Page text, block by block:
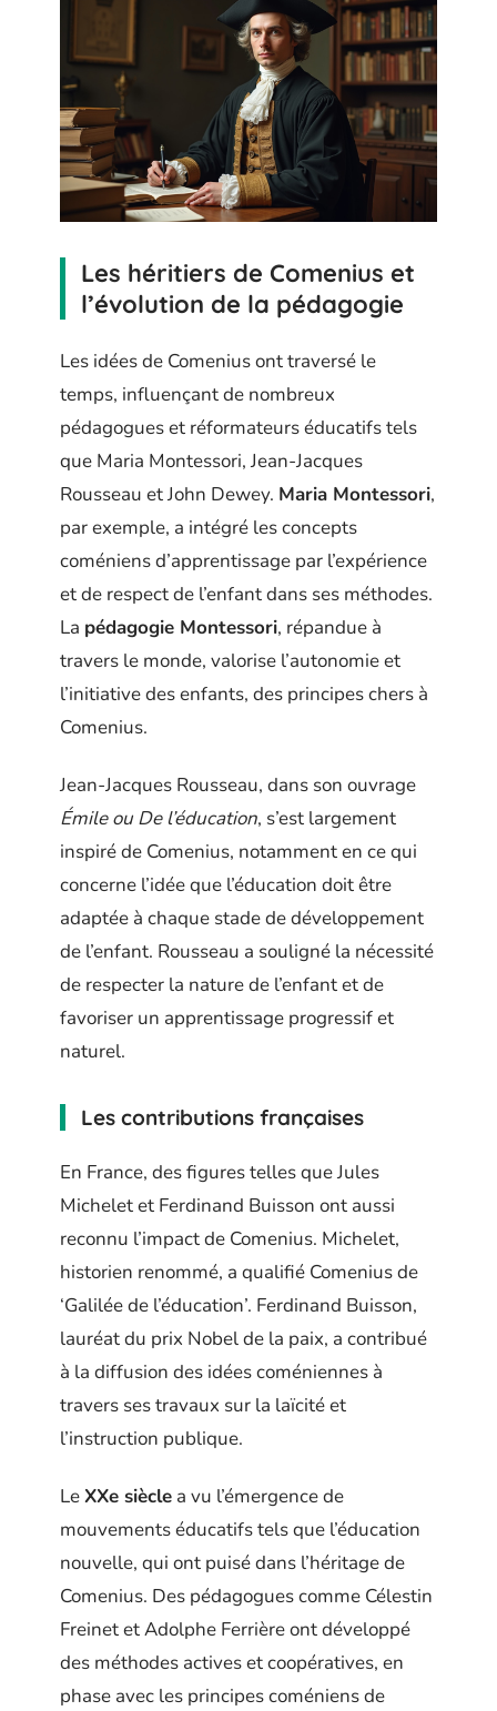
Les héritiers de Comenius et
l’évolution de la pédagogie
Les idées de Comenius ont traversé le
temps, influençant de nombreux
pédagogues et réformateurs éducatifs tels
que Maria Montessori, Jean-Jacques
Rousseau et John Dewey. Maria Montessori,
par exemple, a intégré les concepts
coméniens d’apprentissage par l’expérience
et de respect de l’enfant dans ses méthodes.
La pédagogie Montessori, répandue à
travers le monde, valorise l’autonomie et
l’initiative des enfants, des principes chers à
Comenius.
Jean-Jacques Rousseau, dans son ouvrage
Émile ou De l’éducation, s’est largement
inspiré de Comenius, notamment en ce qui
concerne l’idée que l’éducation doit être
adaptée à chaque stade de développement
de l’enfant. Rousseau a souligné la nécessité
de respecter la nature de l’enfant et de
favoriser un apprentissage progressif et
naturel.
Les contributions françaises
En France, des figures telles que Jules
Michelet et Ferdinand Buisson ont aussi
reconnu l’impact de Comenius. Michelet,
historien renommé, a qualifié Comenius de
‘Galilée de l’éducation’. Ferdinand Buisson,
lauréat du prix Nobel de la paix, a contribué
à la diffusion des idées coméniennes à
travers ses travaux sur la laïcité et
l’instruction publique.
LeXXe siècle a vu l’émergence de
mouvements éducatifs tels que l’éducation
nouvelle, qui ont puisé dans l’héritage de
Comenius. Des pédagogues comme Célestin
Freinet et Adolphe Ferrière ont développé
des méthodes actives et coopératives, en
phase avec les principes coméniens de